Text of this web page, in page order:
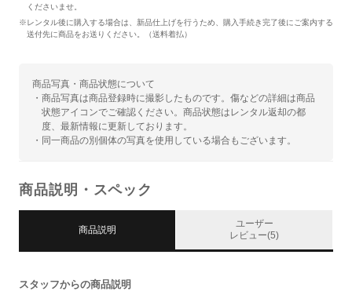
くださいませ。
※レンタル後に購入する場合は、新品仕上げを行うため、購入手続き完了後にご案内する
送付先に商品をお送りください。（送料着払）
商品写真・商品状態について
・商品写真は商品登録時に撮影したものです。傷などの詳細は商品
状態アイコンでご確認ください。商品状態はレンタル返却の都
度、最新情報に更新しております。
・同一商品の別個体の写真を使用している場合もございます。
商品説明・スペック
商品説明
ユーザー
レビュー(5)
スタッフからの商品説明